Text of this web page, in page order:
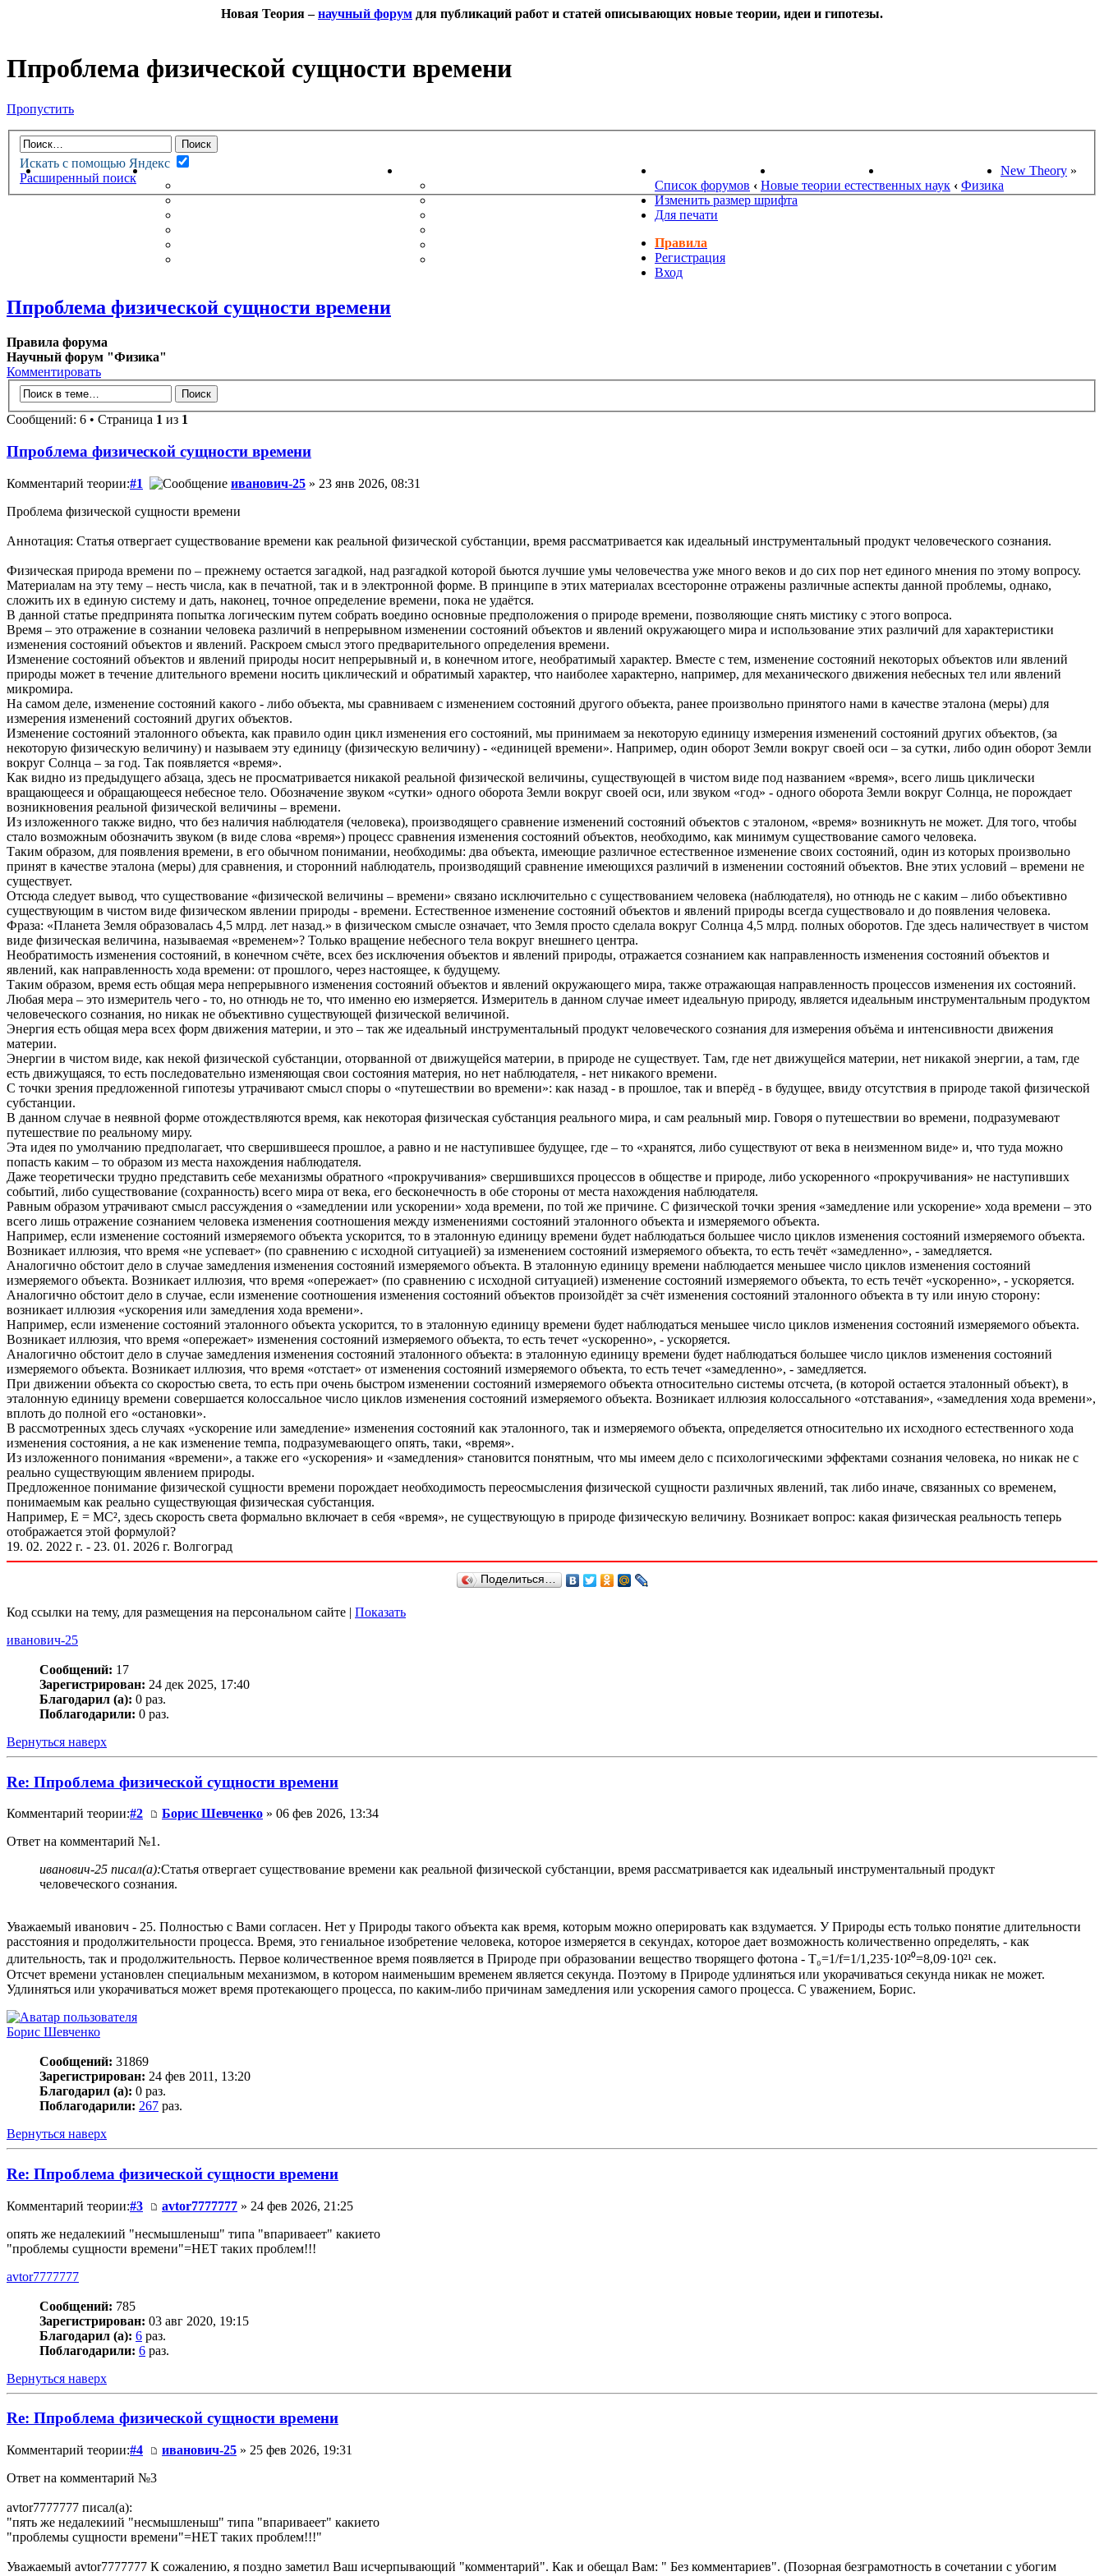
Новая Теория –научный форум для публикаций работ и статей описывающих новые теории, идеи и гипотезы.
Ппроблема физической сущности времени
Пропустить
Искать с помощью Яндекс
Расширенный поиск
НОВАЯ ТЕОРИЯФОРУМ
НЕПРОЧИТАННЫЕ СООБЩЕНИЯ
ПОЖЕЛАНИЯ
НОВОСТИ НАУКИ ПОИСК ТЕОРИЙ СТАРЫЙ ПОРТАЛ New Theory »
Список форумов ‹ Новые теории естественных наук ‹ Физика
Изменить размер шрифта
Для печати
Правила
Регистрация
Вход
Ппроблема физической сущности времени
Правила форума
Научный форум "Физика"
Комментировать
Сообщений: 6 • Страница 1 из 1
Ппроблема физической сущности времени
Комментарий теории:#1 иванович-25 » 23 янв 2026, 08:31
Проблема физической сущности времени
Аннотация: Статья отвергает существование времени как реальной физической субстанции, время рассматривается как идеальный инструментальный продукт человеческого сознания.
Физическая природа времени по – прежнему остается загадкой, над разгадкой которой бьются лучшие умы человечества уже много веков и до сих пор нет единого мнения по этому вопросу.
Материалам на эту тему – несть числа, как в печатной, так и в электронной форме. В принципе в этих материалах всесторонне отражены различные аспекты данной проблемы, однако,
сложить их в единую систему и дать, наконец, точное определение времени, пока не удаётся.
В данной статье предпринята попытка логическим путем собрать воедино основные предположения о природе времени, позволяющие снять мистику с этого вопроса.
Время – это отражение в сознании человека различий в непрерывном изменении состояний объектов и явлений окружающего мира и использование этих различий для характеристики
изменения состояний объектов и явлений. Раскроем смысл этого предварительного определения времени.
Изменение состояний объектов и явлений природы носит непрерывный и, в конечном итоге, необратимый характер. Вместе с тем, изменение состояний некоторых объектов или явлений
природы может в течение длительного времени носить циклический и обратимый характер, что наиболее характерно, например, для механического движения небесных тел или явлений
микромира.
На самом деле, изменение состояний какого - либо объекта, мы сравниваем с изменением состояний другого объекта, ранее произвольно принятого нами в качестве эталона (меры) для
измерения изменений состояний других объектов.
Изменение состояний эталонного объекта, как правило один цикл изменения его состояний, мы принимаем за некоторую единицу измерения изменений состояний других объектов, (за
некоторую физическую величину) и называем эту единицу (физическую величину) - «единицей времени». Например, один оборот Земли вокруг своей оси – за сутки, либо один оборот Земли
вокруг Солнца – за год. Так появляется «время».
Как видно из предыдущего абзаца, здесь не просматривается никакой реальной физической величины, существующей в чистом виде под названием «время», всего лишь циклически
вращающееся и обращающееся небесное тело. Обозначение звуком «сутки» одного оборота Земли вокруг своей оси, или звуком «год» - одного оборота Земли вокруг Солнца, не порождает
возникновения реальной физической величины – времени.
Из изложенного также видно, что без наличия наблюдателя (человека), производящего сравнение изменений состояний объектов с эталоном, «время» возникнуть не может. Для того, чтобы
стало возможным обозначить звуком (в виде слова «время») процесс сравнения изменения состояний объектов, необходимо, как минимум существование самого человека.
Таким образом, для появления времени, в его обычном понимании, необходимы: два объекта, имеющие различное естественное изменение своих состояний, один из которых произвольно
принят в качестве эталона (меры) для сравнения, и сторонний наблюдатель, производящий сравнение имеющихся различий в изменении состояний объектов. Вне этих условий – времени не
существует.
Отсюда следует вывод, что существование «физической величины – времени» связано исключительно с существованием человека (наблюдателя), но отнюдь не с каким – либо объективно
существующим в чистом виде физическом явлении природы - времени. Естественное изменение состояний объектов и явлений природы всегда существовало и до появления человека.
Фраза: «Планета Земля образовалась 4,5 млрд. лет назад.» в физическом смысле означает, что Земля просто сделала вокруг Солнца 4,5 млрд. полных оборотов. Где здесь наличествует в чистом
виде физическая величина, называемая «временем»? Только вращение небесного тела вокруг внешнего центра.
Необратимость изменения состояний, в конечном счёте, всех без исключения объектов и явлений природы, отражается сознанием как направленность изменения состояний объектов и
явлений, как направленность хода времени: от прошлого, через настоящее, к будущему.
Таким образом, время есть общая мера непрерывного изменения состояний объектов и явлений окружающего мира, также отражающая направленность процессов изменения их состояний.
Любая мера – это измеритель чего - то, но отнюдь не то, что именно ею измеряется. Измеритель в данном случае имеет идеальную природу, является идеальным инструментальным продуктом
человеческого сознания, но никак не объективно существующей физической величиной.
Энергия есть общая мера всех форм движения материи, и это – так же идеальный инструментальный продукт человеческого сознания для измерения объёма и интенсивности движения
материи.
Энергии в чистом виде, как некой физической субстанции, оторванной от движущейся материи, в природе не существует. Там, где нет движущейся материи, нет никакой энергии, а там, где
есть движущаяся, то есть последовательно изменяющая свои состояния материя, но нет наблюдателя, - нет никакого времени.
С точки зрения предложенной гипотезы утрачивают смысл споры о «путешествии во времени»: как назад - в прошлое, так и вперёд - в будущее, ввиду отсутствия в природе такой физической
субстанции.
В данном случае в неявной форме отождествляются время, как некоторая физическая субстанция реального мира, и сам реальный мир. Говоря о путешествии во времени, подразумевают
путешествие по реальному миру.
Эта идея по умолчанию предполагает, что свершившееся прошлое, а равно и не наступившее будущее, где – то «хранятся, либо существуют от века в неизменном виде» и, что туда можно
попасть каким – то образом из места нахождения наблюдателя.
Даже теоретически трудно представить себе механизмы обратного «прокручивания» свершившихся процессов в обществе и природе, либо ускоренного «прокручивания» не наступивших
событий, либо существование (сохранность) всего мира от века, его бесконечность в обе стороны от места нахождения наблюдателя.
Равным образом утрачивают смысл рассуждения о «замедлении или ускорении» хода времени, по той же причине. С физической точки зрения «замедление или ускорение» хода времени – это
всего лишь отражение сознанием человека изменения соотношения между изменениями состояний эталонного объекта и измеряемого объекта.
Например, если изменение состояний измеряемого объекта ускорится, то в эталонную единицу времени будет наблюдаться большее число циклов изменения состояний измеряемого объекта.
Возникает иллюзия, что время «не успевает» (по сравнению с исходной ситуацией) за изменением состояний измеряемого объекта, то есть течёт «замедленно», - замедляется.
Аналогично обстоит дело в случае замедления изменения состояний измеряемого объекта. В эталонную единицу времени наблюдается меньшее число циклов изменения состояний
измеряемого объекта. Возникает иллюзия, что время «опережает» (по сравнению с исходной ситуацией) изменение состояний измеряемого объекта, то есть течёт «ускоренно», - ускоряется.
Аналогично обстоит дело в случае, если изменение соотношения изменения состояний объектов произойдёт за счёт изменения состояний эталонного объекта в ту или иную сторону:
возникает иллюзия «ускорения или замедления хода времени».
Например, если изменение состояний эталонного объекта ускорится, то в эталонную единицу времени будет наблюдаться меньшее число циклов изменения состояний измеряемого объекта.
Возникает иллюзия, что время «опережает» изменения состояний измеряемого объекта, то есть течет «ускоренно», - ускоряется.
Аналогично обстоит дело в случае замедления изменения состояний эталонного объекта: в эталонную единицу времени будет наблюдаться большее число циклов изменения состояний
измеряемого объекта. Возникает иллюзия, что время «отстает» от изменения состояний измеряемого объекта, то есть течет «замедленно», - замедляется.
При движении объекта со скоростью света, то есть при очень быстром изменении состояний измеряемого объекта относительно системы отсчета, (в которой остается эталонный объект), в
эталонную единицу времени совершается колоссальное число циклов изменения состояний измеряемого объекта. Возникает иллюзия колоссального «отставания», «замедления хода времени»,
вплоть до полной его «остановки».
В рассмотренных здесь случаях «ускорение или замедление» изменения состояний как эталонного, так и измеряемого объекта, определяется относительно их исходного естественного хода
изменения состояния, а не как изменение темпа, подразумевающего опять, таки, «время».
Из изложенного понимания «времени», а также его «ускорения» и «замедления» становится понятным, что мы имеем дело с психологическими эффектами сознания человека, но никак не с
реально существующим явлением природы.
Предложенное понимание физической сущности времени порождает необходимость переосмысления физической сущности различных явлений, так либо иначе, связанных со временем,
понимаемым как реально существующая физическая субстанция.
Например, Е = MC², здесь скорость света формально включает в себя «время», не существующую в природе физическую величину. Возникает вопрос: какая физическая реальность теперь
отображается этой формулой?
19. 02. 2022 г. - 23. 01. 2026 г. Волгоград
Поделиться…
Код ссылки на тему, для размещения на персональном сайте | Показать
иванович-25
Сообщений: 17
Зарегистрирован: 24 дек 2025, 17:40
Благодарил (а): 0 раз.
Поблагодарили: 0 раз.
Вернуться наверх
Re: Ппроблема физической сущности времени
Комментарий теории:#2 Борис Шевченко » 06 фев 2026, 13:34
Ответ на комментарий №1.
иванович-25 писал(а):Статья отвергает существование времени как реальной физической субстанции, время рассматривается как идеальный инструментальный продукт
человеческого сознания.
Уважаемый иванович - 25. Полностью с Вами согласен. Нет у Природы такого объекта как время, которым можно оперировать как вздумается. У Природы есть только понятие длительности
расстояния и продолжительности процесса. Время, это гениальное изобретение человека, которое измеряется в секундах, которое дает возможность количественно определять, - как
длительность, так и продолжительность. Первое количественное время появляется в Природе при образовании вещество творящего фотона - T₀=1/f=1/1,235·10²⁰=8,09·10²¹ сек.
Отсчет времени установлен специальным механизмом, в котором наименьшим временем является секунда. Поэтому в Природе удлиняться или укорачиваться секунда никак не может.
Удлиняться или укорачиваться может время протекающего процесса, по каким-либо причинам замедления или ускорения самого процесса. С уважением, Борис.
Борис Шевченко
Сообщений: 31869
Зарегистрирован: 24 фев 2011, 13:20
Благодарил (а): 0 раз.
Поблагодарили: 267 раз.
Вернуться наверх
Re: Ппроблема физической сущности времени
Комментарий теории:#3 avtor7777777 » 24 фев 2026, 21:25
опять же недалекиий "несмышленыш" типа "впариваеет" какието
"проблемы сущности времени"=НЕТ таких проблем!!!
avtor7777777
Сообщений: 785
Зарегистрирован: 03 авг 2020, 19:15
Благодарил (а): 6 раз.
Поблагодарили: 6 раз.
Вернуться наверх
Re: Ппроблема физической сущности времени
Комментарий теории:#4 иванович-25 » 25 фев 2026, 19:31
Ответ на комментарий №3
avtor7777777 писал(а):
"пять же недалекиий "несмышленыш" типа "впариваеет" какието
"проблемы сущности времени"=НЕТ таких проблем!!!"
Уважаемый avtor7777777 К сожалению, я поздно заметил Ваш исчерпывающий "комментарий". Как и обещал Вам: " Без комментариев". (Позорная безграмотность в сочетании с убогим